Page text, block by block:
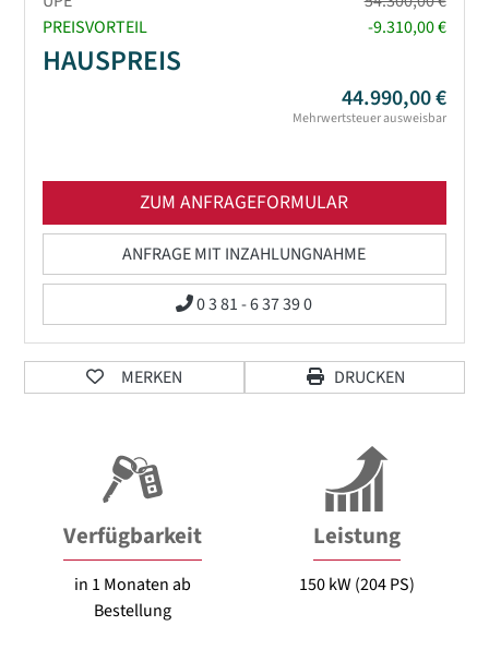
PREISVORTEIL
-9.310,00 €
HAUSPREIS
44.990,00 €
Mehrwertsteuer ausweisbar
ZUM ANFRAGEFORMULAR
ANFRAGE MIT INZAHLUNGNAHME
0 3 81 - 6 37 39 0
MERKEN DRUCKEN
Verfügbarkeit
in 1 Monaten ab
Bestellung
Leistung
150 kW (204 PS)